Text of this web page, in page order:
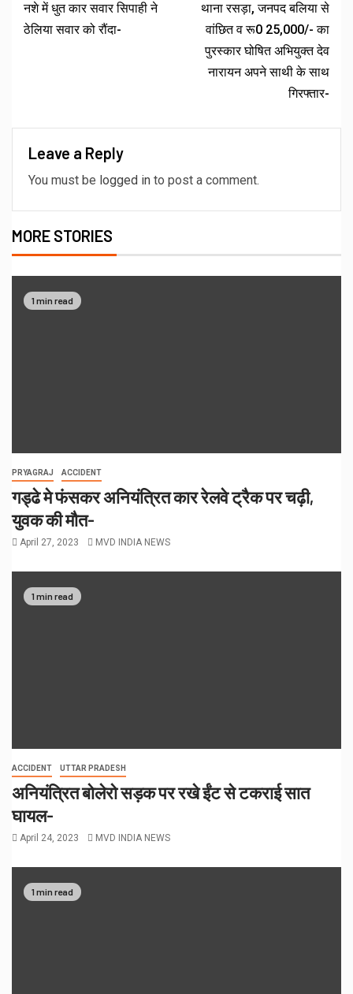
नशे में धुत कार सवार सिपाही ने
ठेलिया सवार को रौंदा-
थाना रसड़ा, जनपद बलिया से
वांछित व रू0 25,000/- का
पुरस्कार घोषित अभियुक्त देव
नारायन अपने साथी के साथ
गिरफ्तार-
Leave a Reply
You must be logged in to post a comment.
MORE STORIES
1 min read
PRYAGRAJ ACCIDENT
गड्ढे मे फंसकर अनियंत्रित कार रेलवे ट्रैक पर चढ़ी,
युवक की मौत-
April 27, 2023 MVD INDIA NEWS
1 min read
ACCIDENT UTTAR PRADESH
अनियंत्रित बोलेरो सड़क पर रखे ईंट से टकराई सात
घायल-
April 24, 2023 MVD INDIA NEWS
1 min read